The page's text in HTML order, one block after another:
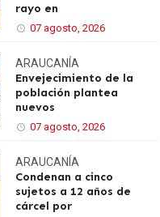
rayo en
07 agosto, 2026
ARAUCANÍA
Envejecimiento de la
población plantea
nuevos
07 agosto, 2026
ARAUCANÍA
Condenan a cinco
sujetos a 12 años de
cárcel por